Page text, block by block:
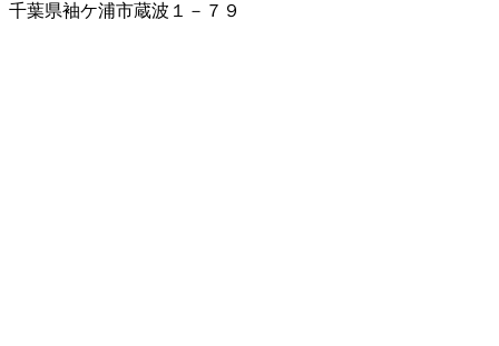
千葉県袖ケ浦市蔵波１－７９